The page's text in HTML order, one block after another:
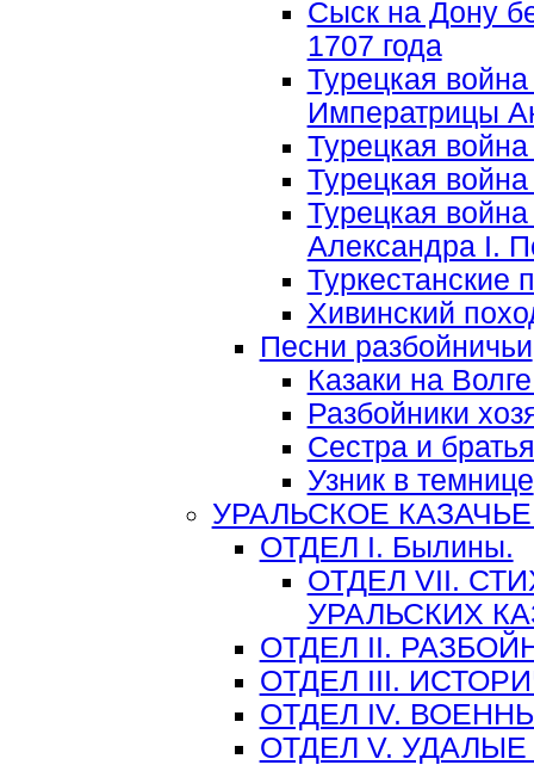
Сыск на Дону
1707 года
Турецкая война
Императрицы
Турецкая война
Турецкая война
Турецкая
Александра I.
Туркестанские
Хивинский
Песни разбойничьи
Казаки на
Разбойники
Сестра и
Узник в темнице
УРАЛЬСКОЕ
ОТДЕЛ I. Былины.
ОТДЕЛ VII.
УРАЛЬСКИХ
ОТДЕЛ II.
ОТДЕЛ III.
ОТДЕЛ IV.
ОТДЕЛ V.